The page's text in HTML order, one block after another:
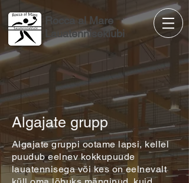
Rocca al Mare
Lauatenniseklubi
Algajate grupp
Algajate gruppi ootame lapsi, kellel
puudub eelnev kokkupuude
lauatennisega või kes on eelnevalt